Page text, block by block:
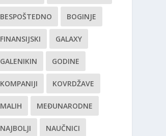
BESPOŠTEDNO BOGINJE
FINANSIJSKI GALAXY
GALENIKIN GODINE
KOMPANIJI KOVRDŽAVE
MALIH MEĐUNARODNE
NAJBOLJI NAUČNICI